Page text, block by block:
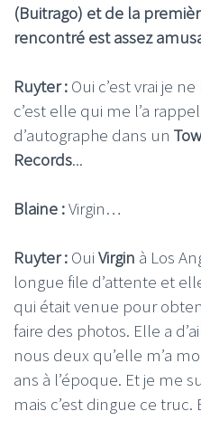
(Buitrago) et de la
rencontré est assez
Ruyter : Oui c’est vrai je
c’est elle qui me l’a
d’autographe dans un
Records...
Blaine :Virgin…
Ruyter : Oui Virgin à Los
longue file d’attente et
qui était venue pour
faire des photos. Elle a
nous deux qu’elle m’a
ans à l’époque. Et je me
mais c’est dingue ce